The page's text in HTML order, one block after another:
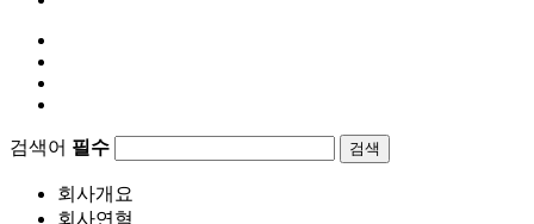
검색어 필수 검색
회사개요
회사연혁